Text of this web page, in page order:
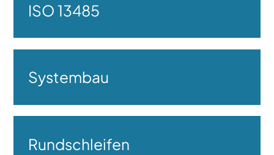
ISO 13485
Systembau
Rundschleifen